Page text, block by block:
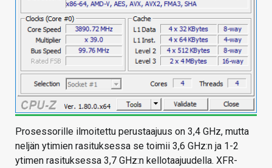
Prosessorille ilmoitettu perustaajuus on 3,4 GHz, mutta
neljän ytimien rasituksessa se toimii 3,6 GHz:n ja 1-2
ytimen rasituksessa 3,7 GHz:n kellotaajuudella. XFR-